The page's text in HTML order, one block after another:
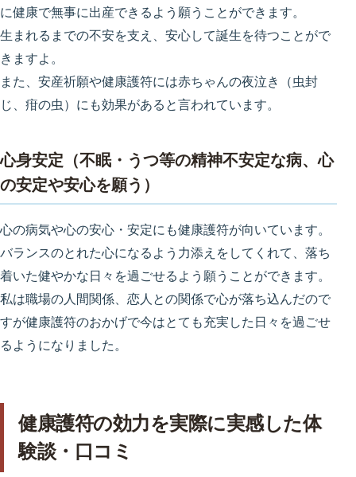
に健康で無事に出産できるよう願うことができます。
生まれるまでの不安を支え、安心して誕生を待つことがで
きますよ。
また、安産祈願や健康護符には赤ちゃんの夜泣き（虫封
じ、疳の虫）にも効果があると言われています。
心身安定（不眠・うつ等の精神不安定な病、心
の安定や安心を願う）
心の病気や心の安心・安定にも健康護符が向いています。
バランスのとれた心になるよう力添えをしてくれて、落ち
着いた健やかな日々を過ごせるよう願うことができます。
私は職場の人間関係、恋人との関係で心が落ち込んだので
すが健康護符のおかげで今はとても充実した日々を過ごせ
るようになりました。
健康護符の効力を実際に実感した体
験談・口コミ